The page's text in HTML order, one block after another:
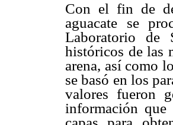
Con el fin de
aguacate se
Laboratorio de
históricos de las
arena, así como
se basó en los
valores fueron
información que